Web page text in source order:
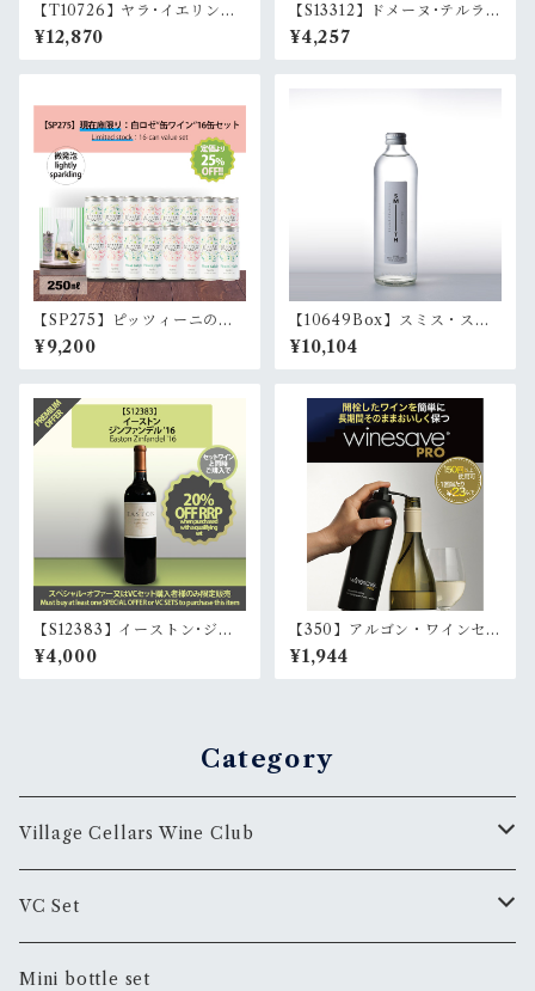
【T10726】ヤラ･イエリング･
シャルドネ S'16 | Yarra Yeri
ng Chardonnay S'16
¥12,870
【S13312】ドメーヌ･テルラー
ト&シャプティエ･マラコフ･ヴ
ィンヤード･シラーズ '15 | Do
maine Terlato & Chapoutie
¥4,257
【SP275】ピッツィーニの缶
ワイン 白ロゼ16缶ｾｯﾄ(250ml)
(微発泡白8缶･微発泡ﾛｾﾞ8缶) |
Pizzini Spritz 16-can value
8rose spritz)
¥9,200
【10649Box】スミス・スプ
リング・ウォーター 1箱 (750
ml x12本) | Smith Spring Wa
ter 1 case (12btls x750ml)
¥10,104
【S12383】イーストン･ジン
ファンデル '16 | Easton Zinf
andel '16
¥4,000
【350】アルゴン・ワインセー
ヴ・プロ・フード＆ワイン | A
rgon Winesave Pro Food
& Wine
¥1,944
Category
Village Cellars Wine Club
スペシャル・オファー Special Offer
プレミアム・オファー Premium Offer
VC Set
おまかせセットVC Set
Mini bottle set